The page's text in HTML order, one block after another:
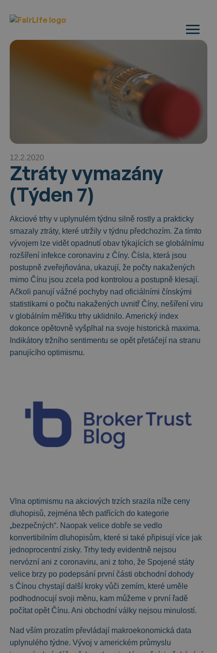
12.2.2020
Ztráty vymazány
(Týden 7)
Akciové trhy v uplynulém týdnu silně rostly a prakticky
smazaly ztráty, které utržily v týdnu předchozím. Za tímto
vývojem lze vidět opadnutí obav týkajících se globálnímu
rozšíření infekce coronaviru z Číny. Čísla, která jsou
postupně zveřejňována, ukazují, že počty nakažených
mimo Čínu jsou zcela pod kontrolou a postupně klesají.
Ačkoli panují vážné pochyby nad oficiálními čínskými
statistikami o počtu nakažených uvnitř Číny, nešíření viru
v globálním měřítku trhy uklidnilo. Americký index
dokonce opětovně vyšplhal na svoje historická maxima.
Indikátory tržního sentimentu se opět přetáčejí na stranu
panujícího optimismu.
Vlna optimismu na akciových trzích srazila níže ceny
dluhopisů, zejména těch patřících do kategorie
„bezpečných“. Naopak velice dobře se vedlo
konvertibilním dluhopisům, které si také připisují více jak
jednoprocentní zisky. Trhy tedy evidentně nejsou
nervózní ani z coronaviru, ani z toho, že Spojené státy
velice brzy po podepsání první části obchodní dohody
s Čínou chystají další kroky vůči zemím, které uměle
podhodnocují svoji měnu, kam můžeme v první řadě
počítat opět Čínu. Ani obchodní války nejsou minulostí.
Nad vším prozatím převládají makroekonomická data
uplynulého týdne. Vývoj v americkém průmyslu